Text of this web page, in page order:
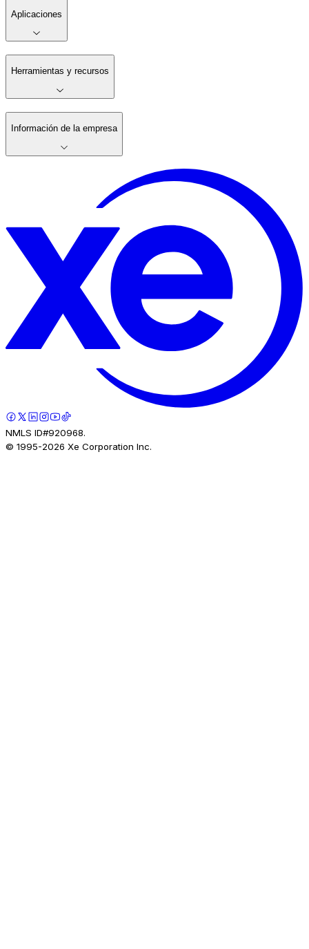
Aplicaciones
Herramientas y recursos
Información de la empresa
NMLS ID#920968.
© 1995-2026 Xe Corporation Inc.